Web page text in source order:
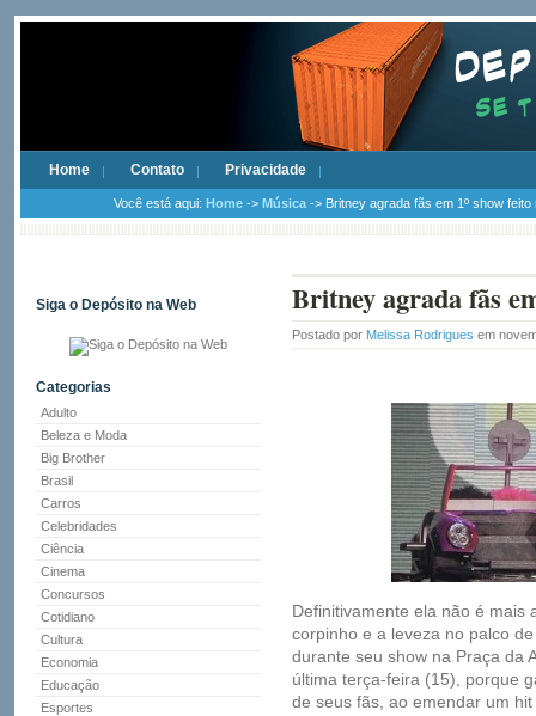
Home Contato Privacidade
Você está aqui: Home -> Música -> Britney agrada fãs em 1º show feito
Siga o Depósito na Web
Categorias
Adulto
Beleza e Moda
Big Brother
Brasil
Carros
Celebridades
Ciência
Cinema
Concursos
Cotidiano
Cultura
Economia
Educação
Esportes
Britney agrada fãs
Postado por Melissa Rodrigues em
Definitivamente ela não é mais
corpinho e a leveza no palco
durante seu show na Praça da
última terça-feira (15), porque
de seus fãs, ao emendar um